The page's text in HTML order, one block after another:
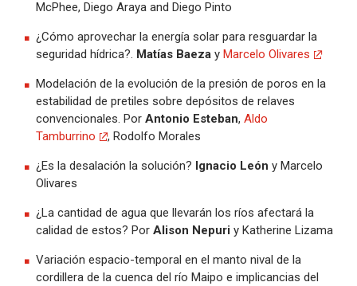
McPhee, Diego Araya and Diego Pinto
¿Cómo aprovechar la energía solar para resguardar la
seguridad hídrica?. Matías Baeza y Marcelo Olivares
Modelación de la evolución de la presión de poros en la
estabilidad de pretiles sobre depósitos de relaves
convencionales. Por Antonio Esteban, Aldo
Tamburrino
, Rodolfo Morales
¿Es la desalación la solución? Ignacio León y Marcelo
Olivares
¿La cantidad de agua que llevarán los ríos afectará la
calidad de estos? Por Alison Nepuri y Katherine Lizama
Variación espacio-temporal en el manto nival de la
cordillera de la cuenca del río Maipo e implicancias del